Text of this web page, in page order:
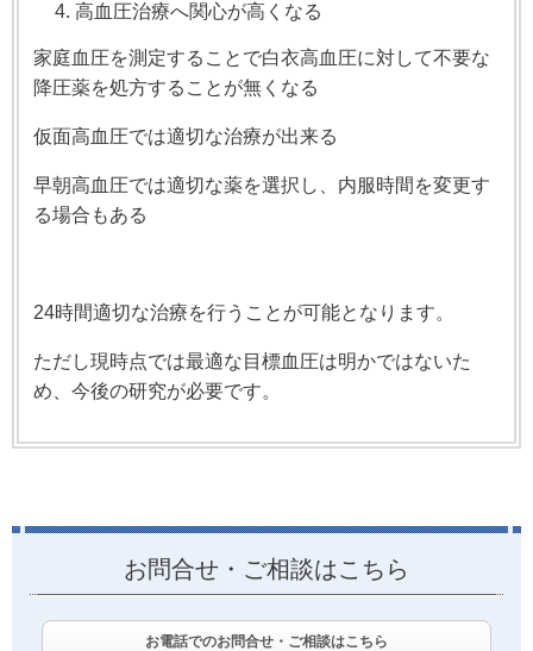
高血圧治療へ関心が高くなる
家庭血圧を測定することで白衣高血圧に対して不要な
降圧薬を処方することが無くなる
仮面高血圧では適切な治療が出来る
早朝高血圧では適切な薬を選択し、内服時間を変更す
る場合もある
24時間適切な治療を行うことが可能となります。
ただし現時点では最適な目標血圧は明かではないた
め、今後の研究が必要です。
お問合せ・ご相談はこちら
お電話でのお問合せ・ご相談はこちら